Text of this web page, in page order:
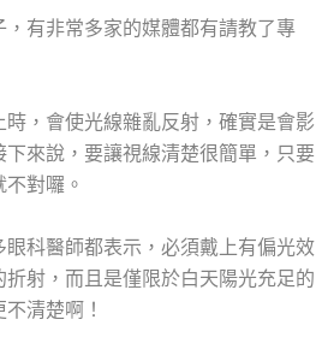
，有非常多家的媒體都有請教了專
，會使光線雜亂反射，確實是會影
來說，要讓視線清楚很簡單，只要
對囉。
科醫師都表示，必須戴上有偏光效
射，而且是僅限於白天陽光充足的
清楚啊！